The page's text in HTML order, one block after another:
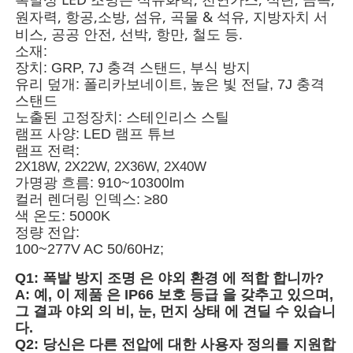
홈
제품 소개
회사 소개
원자력, 항공,소방, 섬유, 곡물 & 석유, 지방자치 서
비스, 공공 안전, 선박, 항만, 철도 등.
소재:
장치: GRP, 7J 충격 스탠드, 부식 방지
유리 덮개: 폴리카보네이트, 높은 빛 전달, 7J 충격
스탠드
노출된 고정장치: 스테인리스 스틸
램프 사양: LED 램프 튜브
램프 전력:
2X18W, 2X22W, 2X36W, 2X40W
가명광 흐름: 910~10300lm
컬러 렌더링 인덱스: ≥80
색 온도: 5000K
정량 전압:
100~277V AC 50/60Hz;
Q1: 폭발 방지 조명 은 야외 환경 에 적합 합니까?
A: 예, 이 제품 은 IP66 보호 등급 을 갖추고 있으며,
그 결과 야외 의 비, 눈, 먼지 상태 에 견딜 수 있습니
다.
Q2: 당신은 다른 전압에 대한 사용자 정의를 지원합